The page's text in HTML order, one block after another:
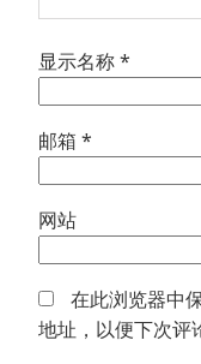
显示名称*
邮箱 *
网站
在此浏览器中
地址，以便下次评